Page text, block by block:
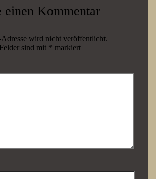
einen Kommentar
wird nicht veröffentlicht.
sind mit * markiert